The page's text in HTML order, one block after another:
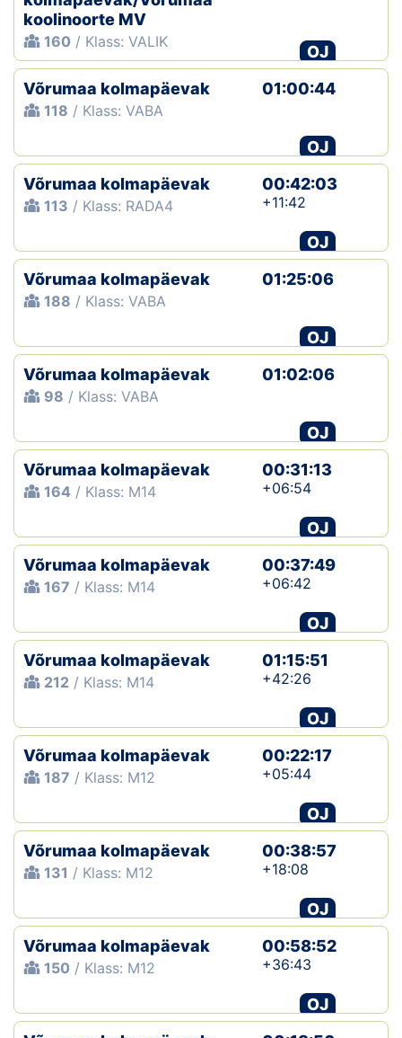
koolinoorte MV
160 / Klass: VALIK
OJ
Võrumaa kolmapäevak
118 / Klass: VABA
01:00:44
OJ
Võrumaa kolmapäevak
113 / Klass: RADA4
00:42:03
+11:42
OJ
Võrumaa kolmapäevak
188 / Klass: VABA
01:25:06
OJ
Võrumaa kolmapäevak
98 / Klass: VABA
01:02:06
OJ
Võrumaa kolmapäevak
164 / Klass: M14
00:31:13
+06:54
OJ
Võrumaa kolmapäevak
167 / Klass: M14
00:37:49
+06:42
OJ
Võrumaa kolmapäevak
212 / Klass: M14
01:15:51
+42:26
OJ
Võrumaa kolmapäevak
187 / Klass: M12
00:22:17
+05:44
OJ
Võrumaa kolmapäevak
131 / Klass: M12
00:38:57
+18:08
OJ
Võrumaa kolmapäevak
150 / Klass: M12
00:58:52
+36:43
OJ